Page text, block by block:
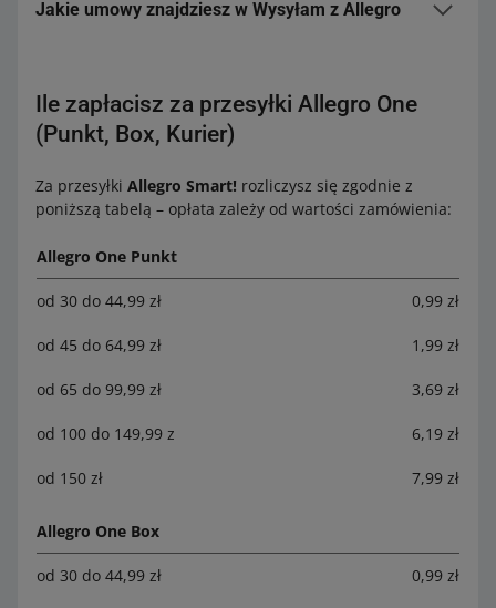
Jakie umowy znajdziesz w Wysyłam z Allegro
umowę:
Dostawa jutro:
Allegro One Box:Allegro One Box, One Kurier
jutro
Allegro One Kurier - opłata przy odbiorze:
Allegro
One Kurier pobranie - dostawa jutro
Dostawa dzisiaj:
Ile zapłacisz za przesyłki Allegro One
(Punkt, Box, Kurier)
Za przesyłki Allegro Smart! rozliczysz się zgodnie z
poniższą tabelą – opłata zależy od wartości zamówienia:
Allegro One Punkt
od 30 do 44,99 zł 0,99 zł
od 45 do 64,99 zł 1,99 zł
od 65 do 99,99 zł 3,69 zł
od 100 do 149,99 z 6,19 zł
od 150 zł 7,99 zł
Allegro One Box
od 30 do 44,99 zł 0,99 zł